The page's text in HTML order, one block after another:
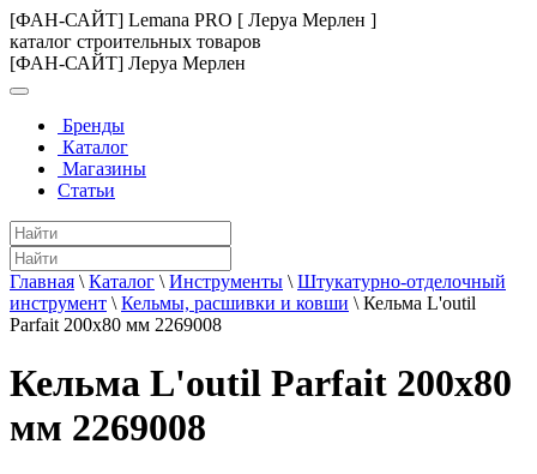
[ФАН-САЙТ] Lemana PRO [ Леруа Мерлен ]
каталог строительных товаров
[ФАН-САЙТ] Леруа Мерлен
Бренды
Каталог
Магазины
Статьи
Главная \ Каталог \ Инструменты \ Штукатурно-отделочный
инструмент \ Кельмы, расшивки и ковши \ Кельма L'outil
Parfait 200х80 мм 2269008
Кельма L'outil Parfait 200х80
мм 2269008